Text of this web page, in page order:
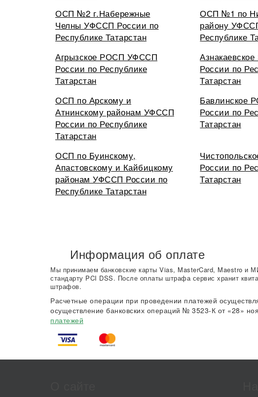
ОСП №2 г.Набережные
Челны УФССП России по
Республике Татарстан
ОСП №1 по
району
Республике
Агрызское РОСП УФССП
России по Республике
Татарстан
России по
Татарстан
ОСП по Арскому и
Атнинскому районам УФССП
России по Республике
Татарстан
Бавлинское
России по
Татарстан
ОСП по Буинскому,
Апастовскому и Кайбицкому
районам УФССП России по
Республике Татарстан
России по
Татарстан
Информация об оплате
Мы принимаем банковские карты Vias, MasterCard, Maestro и
стандарту PCI DSS. После оплаты штрафа сервис хранит
штрафов.
Расчетные операции при проведении платежей
осуществление банковских операций № 3523-К от «28»
платежей